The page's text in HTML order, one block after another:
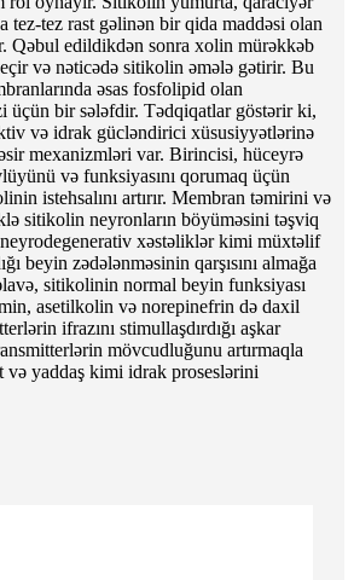
tez-tez rast gəlinən bir qida maddəsi olan
Qəbul edildikdən sonra xolin mürəkkəb
və nəticədə sitikolin əmələ gətirir. Bu
əsas fosfolipid olan
üçün bir sələfdir. Tədqiqatlar göstərir ki,
və idrak gücləndirici xüsusiyyətlərinə
mexanizmləri var. Birincisi, hüceyrə
və funksiyasını qorumaq üçün
istehsalını artırır. Membran təmirini və
sitikolin neyronların böyüməsini təşviq
xəstəliklər kimi müxtəlif
beyin zədələnməsinin qarşısını almağa
sitikolinin normal beyin funksiyası
asetilkolin və norepinefrin də daxil
ifrazını stimullaşdırdığı aşkar
mövcudluğunu artırmaqla
yaddaş kimi idrak proseslərini